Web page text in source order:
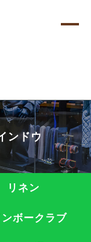
ンドウ
リネン
ンボークラブ